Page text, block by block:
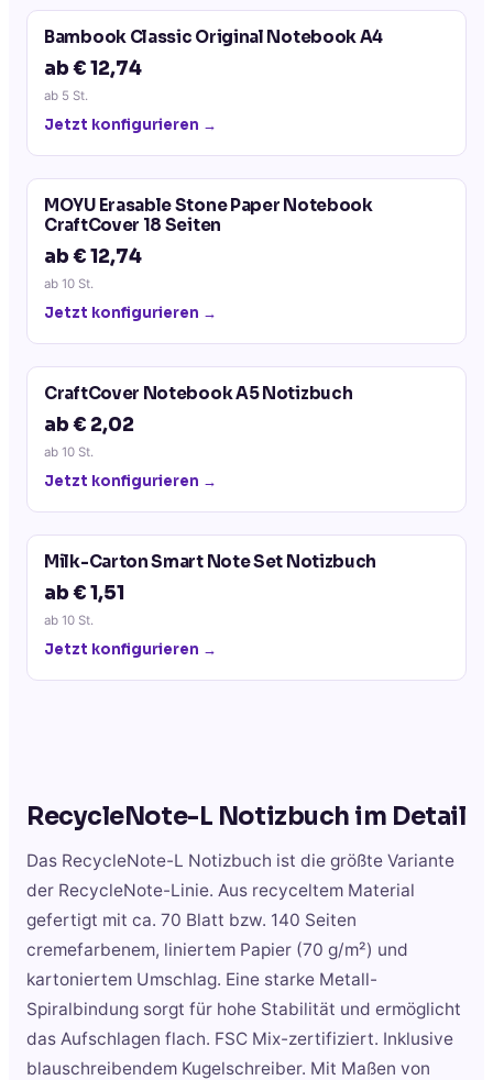
Bambook Classic Original Notebook A4
ab € 12,74
ab 5 St.
Jetzt konfigurieren →
MOYU Erasable Stone Paper Notebook
CraftCover 18 Seiten
ab € 12,74
ab 10 St.
Jetzt konfigurieren →
CraftCover Notebook A5 Notizbuch
ab € 2,02
ab 10 St.
Jetzt konfigurieren →
Milk-Carton Smart Note Set Notizbuch
ab € 1,51
ab 10 St.
Jetzt konfigurieren →
RecycleNote-L Notizbuch im Detail
Das RecycleNote-L Notizbuch ist die größte Variante
der RecycleNote-Linie. Aus recyceltem Material
gefertigt mit ca. 70 Blatt bzw. 140 Seiten
cremefarbenem, liniertem Papier (70 g/m²) und
kartoniertem Umschlag. Eine starke Metall-
Spiralbindung sorgt für hohe Stabilität und ermöglicht
das Aufschlagen flach. FSC Mix-zertifiziert. Inklusive
blauschreibendem Kugelschreiber. Mit Maßen von